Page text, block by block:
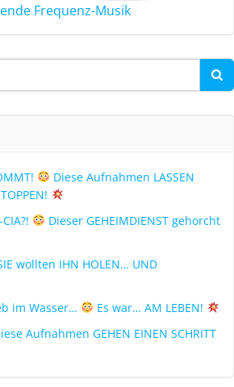
Frequenz-Musik
Diese Aufnahmen LASSEN
Dieser GEHEIMDIENST gehorcht
wollten IHN HOLEN… UND
im Wasser…
Es war… AM LEBEN!
Aufnahmen GEHEN EINEN SCHRITT